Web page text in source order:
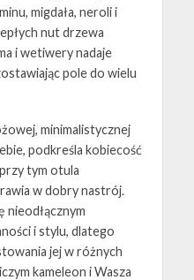
migdała, neroli i
nut drzewa
i wetiwery nadaje
pole do wielu
minimalistycznej
podkreśla kobiecość
tym otula
w dobry nastrój.
nieodłącznym
i stylu, dlatego
jej w różnych
kameleon i Wasza